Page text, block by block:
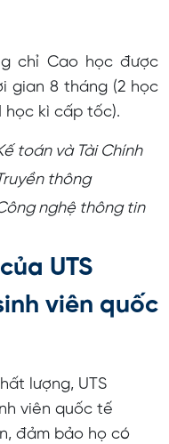
chỉ Cao học được
gian 8 tháng (2 học
học kì cấp tốc).
toán và Tài Chính
thông
nghệ thông tin
UTS
viên quốc
lượng, UTS
viên quốc tế
đảm bảo họ có